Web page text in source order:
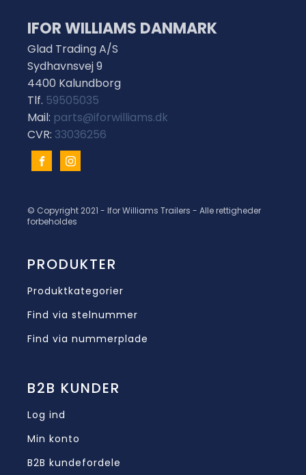
IFOR WILLIAMS DANMARK
Glad Trading A/S
Sydhavnsvej 9
4400 Kalundborg
Tlf. 59505035
Mail: parts@iforwilliams.dk
CVR: 33036256
© Copyright 2021 - Ifor Williams Trailers - Alle rettigheder
forbeholdes
PRODUKTER
Produktkategorier
Find via stelnummer
Find via nummerplade
B2B KUNDER
Log ind
Min konto
B2B kundefordele